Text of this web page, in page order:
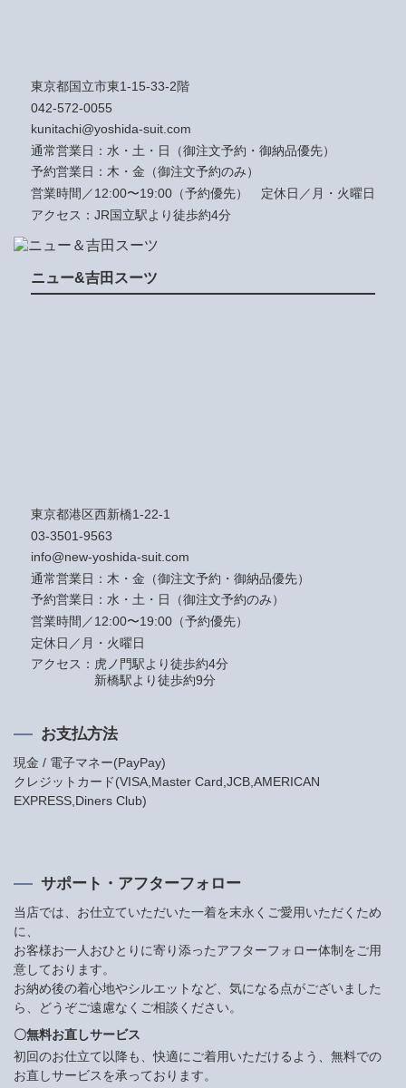
東京都国立市東1-15-33-2階
042-572-0055
kunitachi@yoshida-suit.com
通常営業日：水・土・日（御注文予約・御納品優先）
予約営業日：木・金（御注文予約のみ）
営業時間／12:00〜19:00（予約優先） 定休日／月・火曜日
アクセス：JR国立駅より徒歩約4分
ニュー&吉田スーツ
東京都港区西新橋1-22-1
03-3501-9563
info@new-yoshida-suit.com
通常営業日：木・金（御注文予約・御納品優先）
予約営業日：水・土・日（御注文予約のみ）
営業時間／12:00〜19:00（予約優先）
定休日／月・火曜日
アクセス： 虎ノ門駅より徒歩約4分
新橋駅より徒歩約9分
お支払方法
現金 / 電子マネー(PayPay)
クレジットカード(VISA,Master Card,JCB,AMERICAN
EXPRESS,Diners Club)
サポート・アフターフォロー
当店では、お仕立ていただいた一着を末永くご愛用いただくため
に、
お客様お一人おひとりに寄り添ったアフターフォロー体制をご用
意しております。
お納め後の着心地やシルエットなど、気になる点がございました
ら、どうぞご遠慮なくご相談ください。
〇無料お直しサービス
初回のお仕立て以降も、快適にご着用いただけるよう、無料での
お直しサービスを承っております。